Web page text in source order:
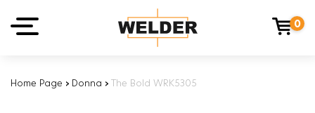
0
Home Page › Donna › The Bold WRK5305